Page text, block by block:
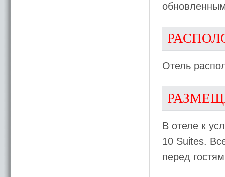
Отель
В отеле к
10 Suites.
перед